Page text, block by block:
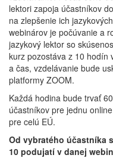
lektori zapoja účastníkov
na zlepšenie ich
webinárov je počúvanie a
jazykový lektor so
kurz pozostáva z 10 hodín
a čas, vzdelávanie bude
platformy ZOOM.
Každá hodina bude trvať
účastníkov pre jednu
pre celú EÚ.
Od vybratého účastníka
10 podujatí v danej